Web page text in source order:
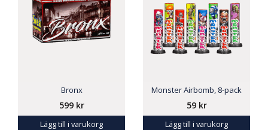
Bronx
599 kr
Lägg till i varukorg
Monster Airbomb, 8-pack
59 kr
Lägg till i varukorg